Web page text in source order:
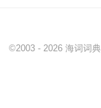
©2003 - 2026 海词词典